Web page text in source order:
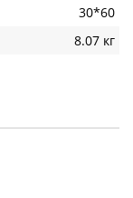
30*60
8.07 кг